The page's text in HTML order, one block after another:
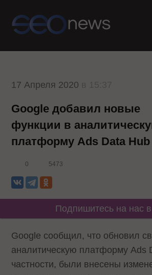
17 Апреля 2020
Google добавил новые
функции в
платформу Ads Data Hub
0 5473
Подпишитесь на нас
Google сообщил, что обновил
аналитическую платформу Ads
частности, были внесены